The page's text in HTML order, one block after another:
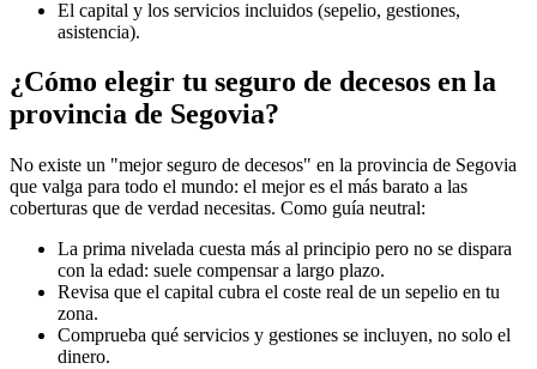
El capital y los servicios incluidos (sepelio, gestiones,
asistencia).
¿Cómo elegir tu seguro de decesos en la
provincia de Segovia?
No existe un "mejor seguro de decesos" en la provincia de Segovia
que valga para todo el mundo: el mejor es el más barato a las
coberturas que de verdad necesitas. Como guía neutral:
La prima nivelada cuesta más al principio pero no se dispara
con la edad: suele compensar a largo plazo.
Revisa que el capital cubra el coste real de un sepelio en tu
zona.
Comprueba qué servicios y gestiones se incluyen, no solo el
dinero.